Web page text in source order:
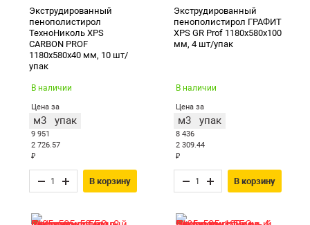
Экструдированный
пенополистирол
ТехноНиколь XPS
CARBON PROF
1180х580х40 мм, 10 шт/
упак
В наличии
Цена за
м3 упак
9 951
2 726.57
₽
В корзину
Экструдированный
пенополистирол ГРАФИТ
XPS GR Prof 1180х580х100
мм, 4 шт/упак
В наличии
Цена за
м3 упак
8 436
2 309.44
₽
В корзину